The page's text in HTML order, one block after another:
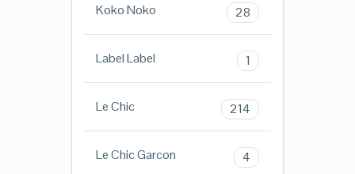
Koko Noko 28
Label Label 1
Le Chic 214
Le Chic Garcon 4